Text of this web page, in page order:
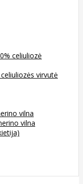
celiuliozė
celiuliozės virvutė
vilna
vilna